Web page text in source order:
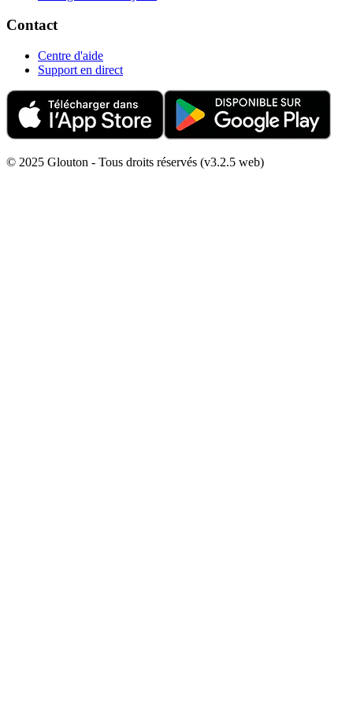
Contact
Centre d'aide
Support en direct
© 2025 Glouton - Tous droits réservés (v3.2.5 web)